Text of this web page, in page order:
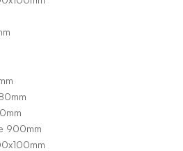
900mm